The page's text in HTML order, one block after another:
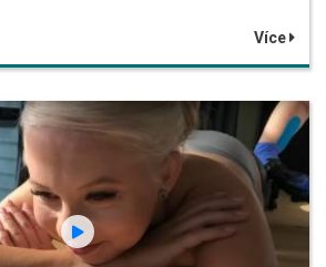
Více